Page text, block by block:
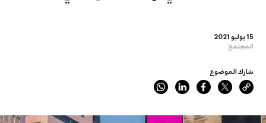
15 يوليو 2021
المجتمع
شارك الموضوع